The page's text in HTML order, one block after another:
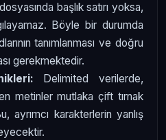
başlık satırı yoksa,
Böyle bir durumda
tanımlanması ve doğru
gerekmektedir.
Delimited verilerde,
metinler mutlaka çift tırnak
ayrımcı karakterlerin yanlış